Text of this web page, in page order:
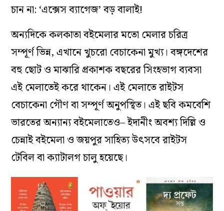
চান না: ‘এক্সেস ব্যাগেজ’ বড় বালাই!
অন্যদিকে কলকাতা বইমেলার মতো মেলার চরিত্র
সম্পূর্ণ ভিন্ন, এখানে খুচরো বেচাকেনা মুখ্য। বঙ্গদেশের
বহু ছোট ও মাঝারি প্রকাশক বছরের সিংহভাগ ব্যবসা
এই মেলাতেই করে থাকেন। এই মেলাতে রাইটস
বেচাকেনা গৌণ বা সম্পূর্ণ অনুপস্থিত। এই ছবি কমবেশি
ভারতের অন্যান্য বইমেলাতেও– ইদানীং অবশ্য দিল্লি ও
চেন্নাই বইমেলা ও জয়পুর সাহিত্য উৎসবে রাইটস
টেবিল বা ক্যাটালগ চালু হয়েছে।